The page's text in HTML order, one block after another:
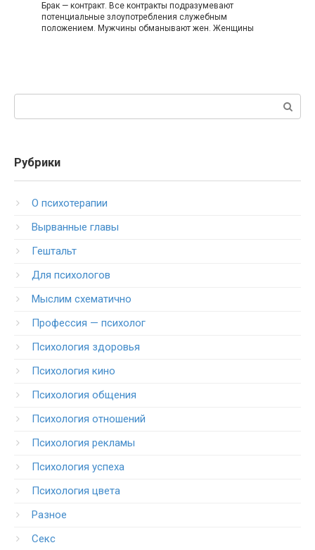
Брак — контракт. Все контракты подразумевают
потенциальные злоупотребления служебным
положением. Мужчины обманывают жен. Женщины
Рубрики
O психотерапии
Вырванные главы
Гештальт
Для психологов
Мыслим схематично
Профессия — психолог
Психология здоровья
Психология кино
Психология общения
Психология отношений
Психология рекламы
Психология успеха
Психология цвета
Разное
Секс